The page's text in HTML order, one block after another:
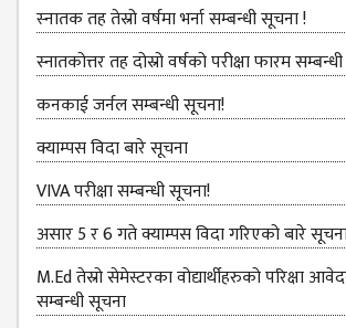
REPORT
ANNUAL
REPORT
TRACER
STUDY
REPORT
BULLETIN
BROCHURE
स्‍नातक तह तेस्रो वर्षमा भर्ना सम्बन्धी सूचना !
स्नातकोत्तर तह दोस्रो वर्षको परीक्षा फारम
कनकाई जर्नल सम्बन्धी सूचना!
क्याम्पस विदा बारे सूचना
VIVA परीक्षा सम्बन्‍धी सूचना!
असार 5 र 6 गते क्याम्पस विदा गरिएको बारे
M.Ed तेस्रो सेमेस्टरका वोद्यार्थीहरुको परिक्षा
सम्बन्धी सूचना